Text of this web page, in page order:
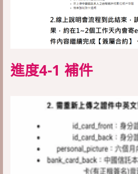
進度4-1 補件